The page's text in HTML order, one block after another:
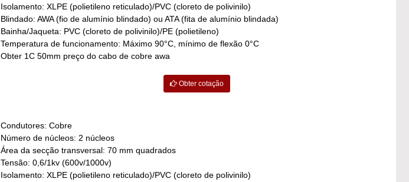
Isolamento: XLPE (polietileno reticulado)/PVC (cloreto de polivinilo)
Blindado: AWA (fio de alumínio blindado) ou ATA (fita de alumínio blindada)
Bainha/Jaqueta: PVC (cloreto de polivinilo)/PE (polietileno)
Temperatura de funcionamento: Máximo 90°C, mínimo de flexão 0°C
Obter 1C 50mm preço do cabo de cobre awa
Obter cotação
Condutores: Cobre
Número de núcleos: 2 núcleos
Área da secção transversal: 70 mm quadrados
Tensão: 0,6/1kv (600v/1000v)
Isolamento: XLPE (polietileno reticulado)/PVC (cloreto de polivinilo)